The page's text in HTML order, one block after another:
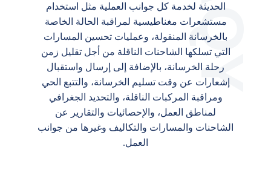
الحديثة لخدمة كل جوانب العملية مثل استخدام
مستشعرات مغناطيسية لمراقبة الحالة الخاصة
بالخرسانة المنقولة، وعمليات تحسين المسارات
التي تسلكها الشاحنات الناقلة من أجل تقليل زمن
رحلة الخرسانة، بالإضافة إلى إرسال واستقبال
إشعارات عن وقت تسليم الخرسانة، والتتبع الحي
ومراقبة المركبات الناقلة، والتحديد الجغرافي
لمناطق العمل، والإحصائيات والتقارير عن
الشاحنات والمسارات والتكاليف وغيرها من جوانب
العمل.